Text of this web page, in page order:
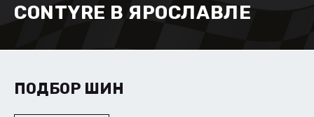
CONTYRE В ЯРОСЛАВЛЕ
ПОДБОР ШИН